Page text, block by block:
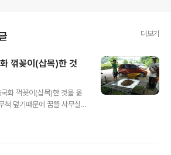
더보기
꺾꽂이(삽목)한 것
화 꺽꽂이(삽목)한 것을 옮
척 덮기때문에 꿈뜰 사무실
들이 대부분 잘 살아서 뿌